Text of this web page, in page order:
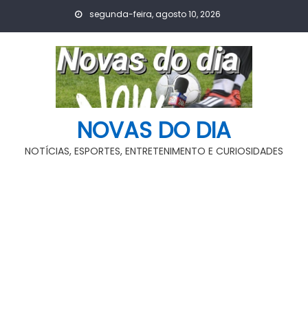
segunda-feira, agosto 10, 2026
NOVAS DO DIA
NOTÍCIAS, ESPORTES, ENTRETENIMENTO E CURIOSIDADES